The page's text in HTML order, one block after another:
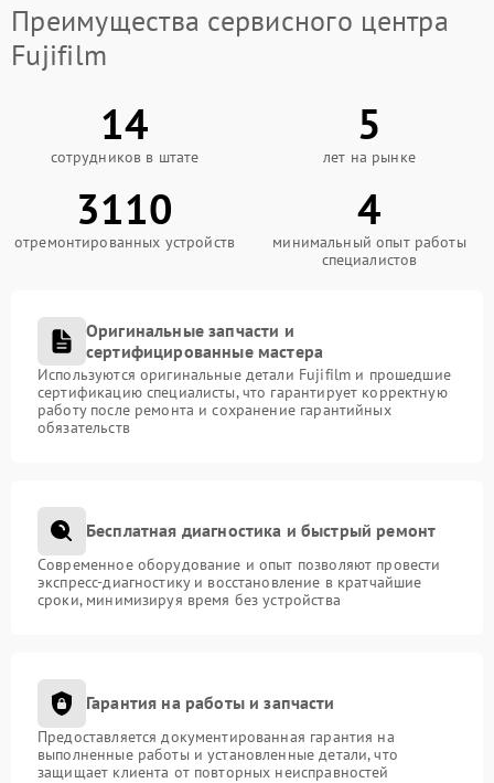
Преимущества сервисного центра
Fujifilm
14
сотрудников в штате
5
лет на рынке
3110
отремонтированных устройств
4
минимальный опыт работы
специалистов
Оригинальные запчасти и
сертифицированные мастера
Используются оригинальные детали Fujifilm и прошедшие
сертификацию специалисты, что гарантирует корректную
работу после ремонта и сохранение гарантийных
обязательств
Бесплатная диагностика и быстрый ремонт
Современное оборудование и опыт позволяют провести
экспресс-диагностику и восстановление в кратчайшие
сроки, минимизируя время без устройства
Гарантия на работы и запчасти
Предоставляется документированная гарантия на
выполненные работы и установленные детали, что
защищает клиента от повторных неисправностей